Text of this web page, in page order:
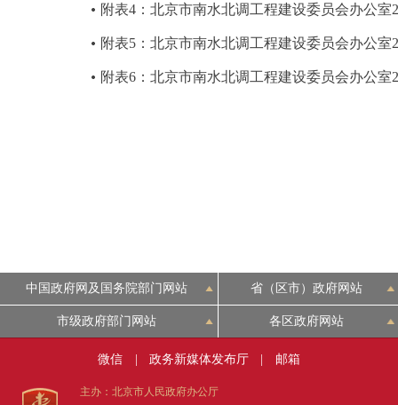
附表4：北京市南水北调工程建设委员会办公室
附表5：北京市南水北调工程建设委员会办公室
附表6：北京市南水北调工程建设委员会办公
中国政府网及国务院部门网站 省（区市）政府网站
市级政府部门网站 各区政府网站
微信 政务新媒体发布厅 邮箱
主办：北京市人民政府办公厅